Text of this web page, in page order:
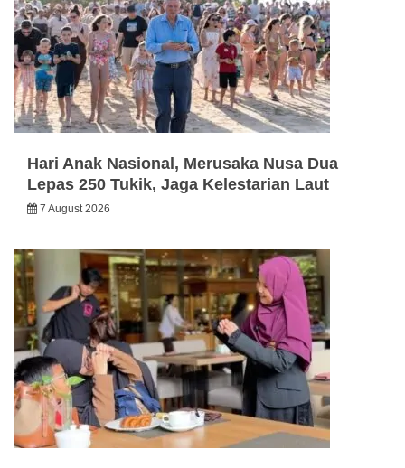
Hari Anak Nasional, Merusaka Nusa Dua
Lepas 250 Tukik, Jaga Kelestarian Laut
7 August 2026